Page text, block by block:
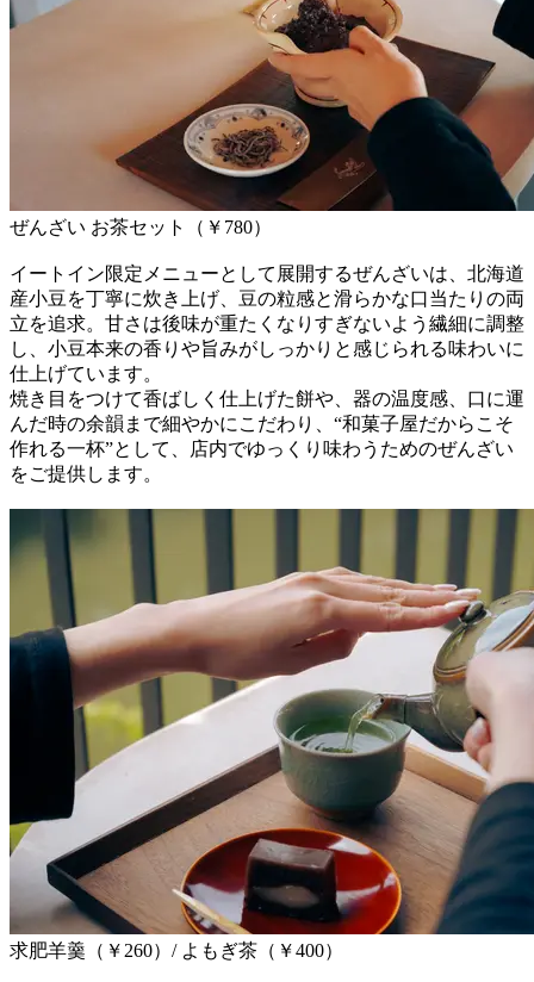
ぜんざい お茶セット（￥780）
イートイン限定メニューとして展開するぜんざいは、北海道
産小豆を丁寧に炊き上げ、豆の粒感と滑らかな口当たりの両
立を追求。甘さは後味が重たくなりすぎないよう繊細に調整
し、小豆本来の香りや旨みがしっかりと感じられる味わいに
仕上げています。
焼き目をつけて香ばしく仕上げた餅や、器の温度感、口に運
んだ時の余韻まで細やかにこだわり、“和菓子屋だからこそ
作れる一杯”として、店内でゆっくり味わうためのぜんざい
をご提供します。
求肥羊羹（￥260）/ よもぎ茶（￥400）